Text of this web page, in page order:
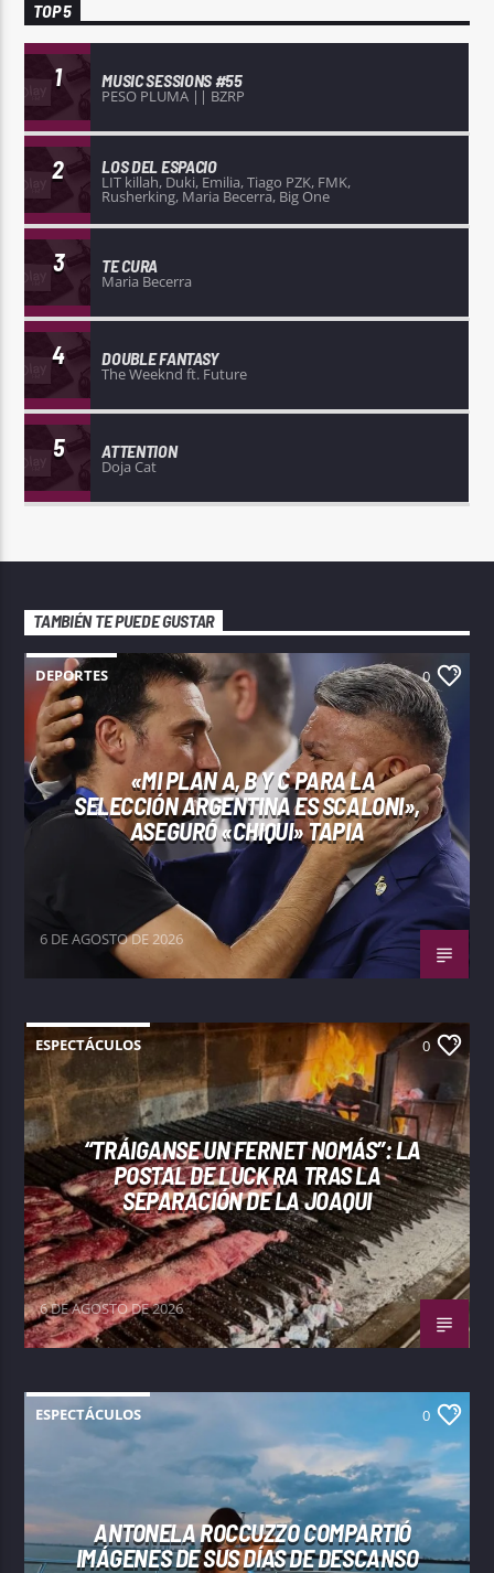
TOP 5
1 MUSIC SESSIONS #55
PESO PLUMA || BZRP
2 LOS DEL ESPACIO
LIT killah, Duki, Emilia, Tiago PZK, FMK,
Rusherking, Maria Becerra, Big One
3 TE CURA
Maria Becerra
4 DOUBLE FANTASY
The Weeknd ft. Future
5 ATTENTION
Doja Cat
TAMBIÉN TE PUEDE GUSTAR
DEPORTES 0
«MI PLAN A, B Y C PARA LA
SELECCIÓN ARGENTINA ES SCALONI»,
ASEGURÓ «CHIQUI» TAPIA
6 DE AGOSTO DE 2026
ESPECTÁCULOS 0
“TRÁIGANSE UN FERNET NOMÁS”: LA
POSTAL DE LUCK RA TRAS LA
SEPARACIÓN DE LA JOAQUI
6 DE AGOSTO DE 2026
ESPECTÁCULOS 0
ANTONELA ROCCUZZO COMPARTIÓ
IMÁGENES DE SUS DÍAS DE DESCANSO